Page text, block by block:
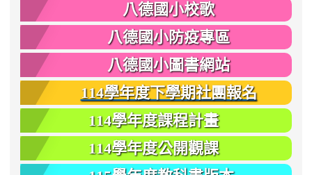
八德國小校歌
八德國小防疫專區
八德國小圖書網站
114學年度下學期社團報名
114學年度課程計畫
114學年度公開觀課